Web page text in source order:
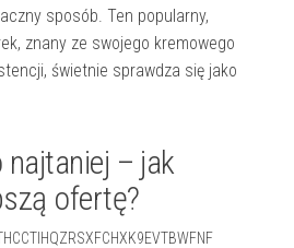
sposób. Ten popularny,
znany ze swojego kremowego
świetnie sprawdza się jako
– jak
ofertę?